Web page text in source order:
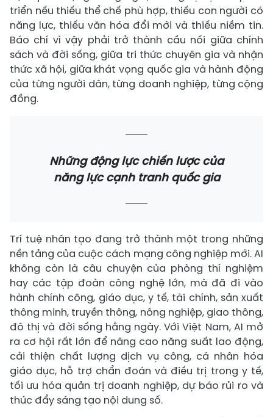
triển nếu thiếu thể chế phù hợp, thiếu con người có
năng lực, thiếu văn hóa đổi mới và thiếu niềm tin.
Báo chí vì vậy phải trở thành cầu nối giữa chính
sách và đời sống, giữa tri thức chuyên gia và nhận
thức xã hội, giữa khát vọng quốc gia và hành động
của từng người dân, từng doanh nghiệp, từng cộng
đồng.
Những động lực chiến lược của
năng lực cạnh tranh quốc gia
Trí tuệ nhân tạo đang trở thành một trong những
nền tảng của cuộc cách mạng công nghiệp mới. AI
không còn là câu chuyện của phòng thí nghiệm
hay các tập đoàn công nghệ lớn, mà đã đi vào
hành chính công, giáo dục, y tế, tài chính, sản xuất
thông minh, truyền thông, nông nghiệp, giao thông,
đô thị và đời sống hằng ngày. Với Việt Nam, AI mở
ra cơ hội rất lớn để nâng cao năng suất lao động,
cải thiện chất lượng dịch vụ công, cá nhân hóa
giáo dục, hỗ trợ chẩn đoán và điều trị trong y tế,
tối ưu hóa quản trị doanh nghiệp, dự báo rủi ro và
thúc đẩy sáng tạo nội dung số.